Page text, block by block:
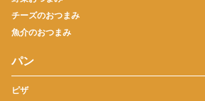
チーズのおつまみ
魚介のおつまみ
パン
ピザ